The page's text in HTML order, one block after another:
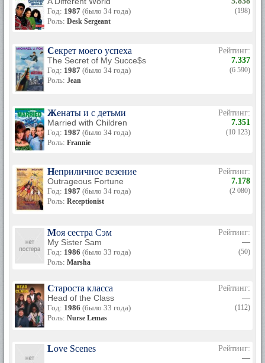
Год: 1987 (было 34 года)
Роль: Desk Sergeant
(198)
Секрет моего успеха
The Secret of My Succe$s
Год: 1987 (было 34 года)
Роль: Jean
Рейтинг:
7.337
(6 590)
Женаты и с детьми
Married with Children
Год: 1987 (было 34 года)
Роль: Frannie
Рейтинг:
7.351
(10 123)
Неприличное везение
Outrageous Fortune
Год: 1987 (было 34 года)
Роль: Receptionist
Рейтинг:
7.178
(2 080)
Моя сестра Сэм
My Sister Sam
Год: 1986 (было 33 года)
Роль: Marsha
Рейтинг:
—
(50)
Староста класса
Head of the Class
Год: 1986 (было 33 года)
Роль: Nurse Lemas
Рейтинг:
—
(112)
Love Scenes
Рейтинг:
—